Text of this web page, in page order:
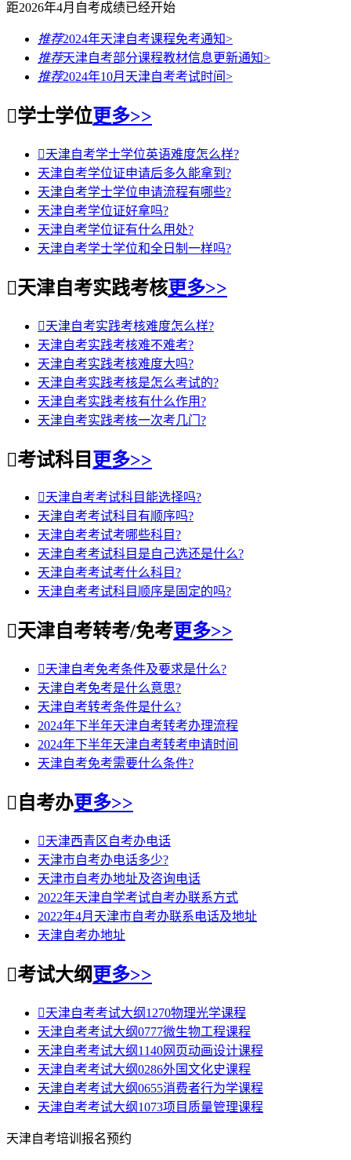
距2026年4月自考成绩已经开始
推荐2024年天津自考课程免考通知>
推荐天津自考部分课程教材信息更新通知>
推荐2024年10月天津自考考试时间>
学士学位更多>>
天津自考学士学位英语难度怎么样?
天津自考学位证申请后多久能拿到?
天津自考学士学位申请流程有哪些?
天津自考学位证好拿吗?
天津自考学位证有什么用处?
天津自考学士学位和全日制一样吗?
天津自考实践考核更多>>
天津自考实践考核难度怎么样?
天津自考实践考核难不难考?
天津自考实践考核难度大吗?
天津自考实践考核是怎么考试的?
天津自考实践考核有什么作用?
天津自考实践考核一次考几门?
考试科目 更多>>
天津自考考试科目能选择吗?
天津自考考试科目有顺序吗?
天津自考考试考哪些科目?
天津自考考试科目是自己选还是什么?
天津自考考试考什么科目?
天津自考考试科目顺序是固定的吗?
天津自考转考/免考更多>>
天津自考免考条件及要求是什么?
天津自考免考是什么意思?
天津自考转考条件是什么?
2024年下半年天津自考转考办理流程
2024年下半年天津自考转考申请时间
天津自考免考需要什么条件?
 自考办更多>>
天津西青区自考办电话
天津市自考办电话多少?
天津市自考办地址及咨询电话
2022年天津自学考试自考办联系方式
2022年4月天津市自考办联系电话及地址
天津自考办地址
考试大纲更多>>
天津自考考试大纲1270物理光学课程
天津自考考试大纲0777微生物工程课程
天津自考考试大纲1140网页动画设计课程
天津自考考试大纲0286外国文化史课程
天津自考考试大纲0655消费者行为学课程
天津自考考试大纲1073项目质量管理课程
天津自考培训报名预约